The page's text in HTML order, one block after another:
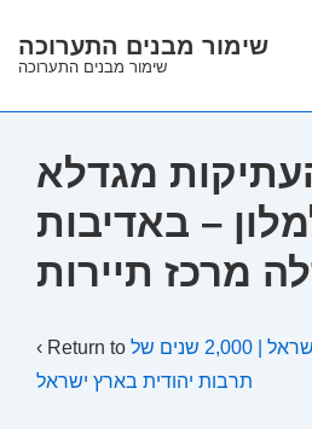
Skip
Main
Content
שימור מבנים התערוכה
שימור מבנים התערוכה
מגדלא
– באדיבות
מרכז תיירות
‹ Return to שימור בתי כנסת בישראל | 2,000 שנים של
תרבות יהודית בארץ ישראל